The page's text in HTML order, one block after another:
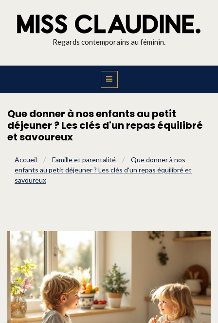
Regards contemporains au féminin.
Que donner à nos enfants au petit
déjeuner ? Les clés d'un repas équilibré
et savoureux
Accueil / Famille et parentalité /
Que donner à nos
enfants au petit déjeuner ? Les clés d'un repas équilibré et
savoureux